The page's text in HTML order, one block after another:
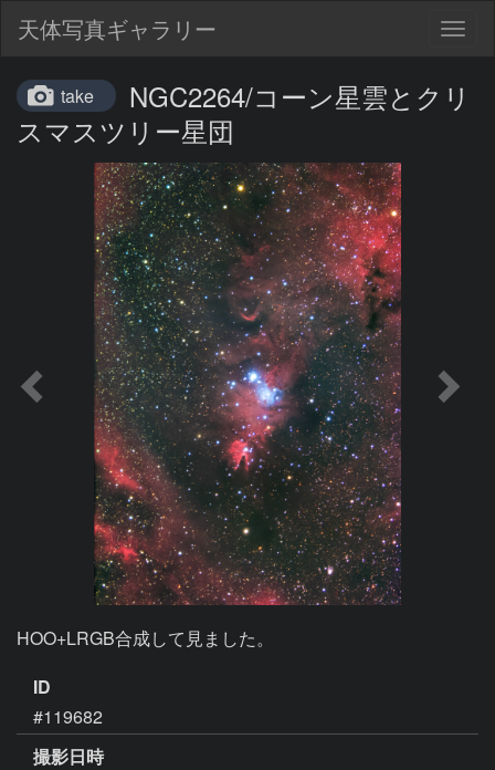
天体写真ギャラリー
take
NGC2264/コーン星雲とクリ
スマスツリー星団
HOO+LRGB合成して見ました。
ID
#119682
撮影日時